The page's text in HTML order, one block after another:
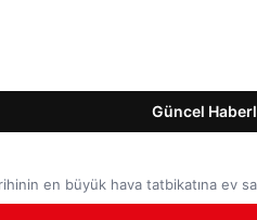
Güncel
en büyük hava tatbikatına ev